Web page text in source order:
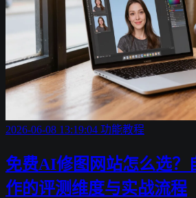
2026-06-08 13:19:04 功能教程
免费AI修图网站怎么选？
作的评测维度与实战流程